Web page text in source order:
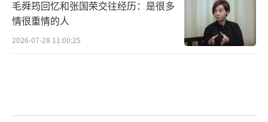
毛舜筠回忆和张国荣交往经历：是很多
情很重情的人
2026-07-28 11:00:25